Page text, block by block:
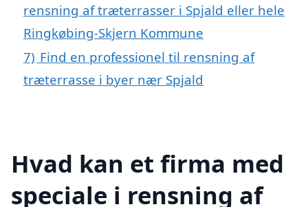
rensning af træterrasser i Spjald eller hele
Ringkøbing-Skjern Kommune
7) Find en professionel til rensning af
træterrasse i byer nær Spjald
Hvad kan et firma med
speciale i rensning af